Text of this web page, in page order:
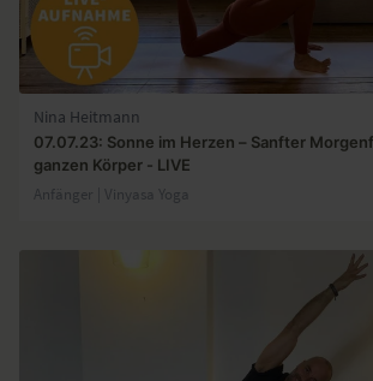
Nina Heitmann
07.07.23: Sonne im Herzen – Sanfter
ganzen Körper - LIVE
Anfänger | Vinyasa Yoga